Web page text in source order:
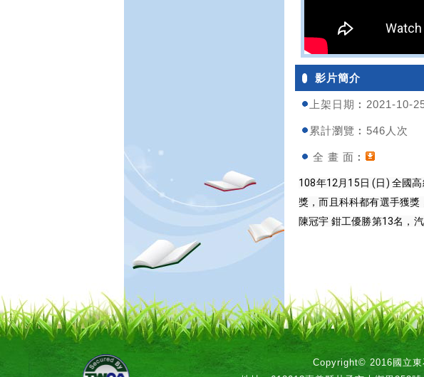
影片簡介
上架日期︰2021-10-
累計瀏覽︰546人次
全 畫 面︰
108年12月15日 (日) 全國
獎，而且科科都有選手獲
陳冠宇 鉗工優勝第13名，
Copyright© 2016國立東